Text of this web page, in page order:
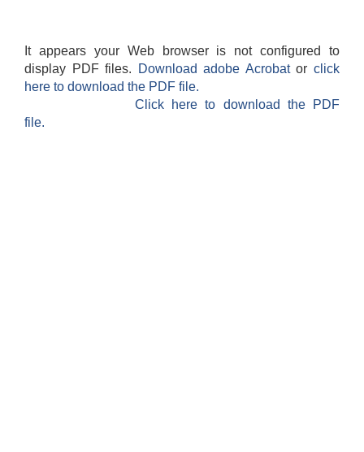
It appears your Web browser is not configured to
display PDF files.
Download adobe Acrobatorclick
here to download the PDF file.
Click here to download the PDF
file.